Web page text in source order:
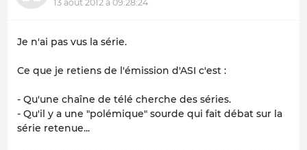
13 août 2012 à 09:28:24
Je n'ai pas vus la série.
Ce que je retiens de l'émission d'ASI c'est :
- Qu'une chaîne de télé cherche des séries.
- Qu'il y a une "polémique" sourde qui fait débat sur la
série retenue...